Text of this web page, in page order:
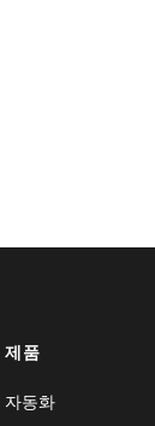
제품
자동화